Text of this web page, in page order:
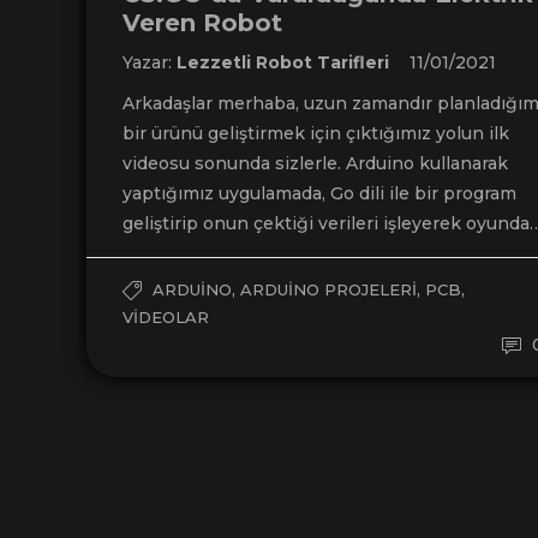
Veren Robot
Yazar: Lezzetli Robot Tarifleri
11/01/2021
Arkadaşlar merhaba, uzun zamandır planladığım
bir ürünü geliştirmek için çıktığımız yolun ilk
videosu sonunda sizlerle. Arduino kullanarak
yaptığımız uygulamada, Go dili ile bir program
geliştirip onun çektiği verileri işleyerek
ARDUINO, ARDUINO PROJELERI, PCB,
VIDEOLAR